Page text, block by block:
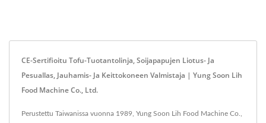
CE-Sertifioitu Tofu-Tuotantolinja, Soijapapujen Liotus- Ja
Pesuallas, Jauhamis- Ja Keittokoneen Valmistaja | Yung Soon Lih
Food Machine Co., Ltd.
Perustettu Taiwanissa vuonna 1989, Yung Soon Lih Food Machine Co.,